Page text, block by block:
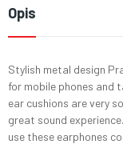
Opis
Stylish metal design
for mobile phones and
ear cushions are very
great sound
use these earphones